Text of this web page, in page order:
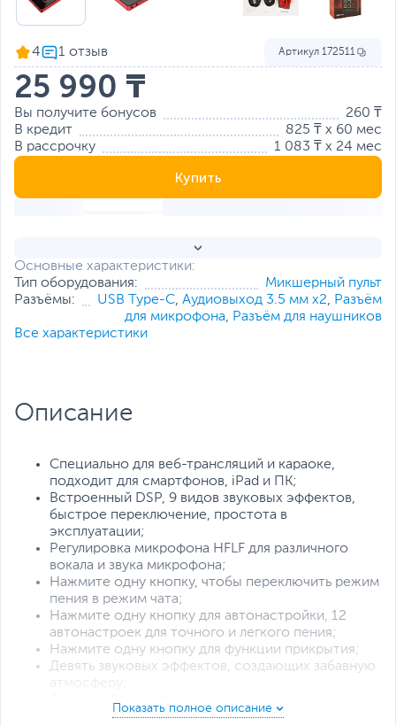
Основные характеристики:
Тип оборудования:
Микшерный пульт
Разъёмы:
USB Type-C, Аудиовыход 3.5 мм x2, Разъём
для микрофона, Разъём для наушников
Все характеристики
4 Артикул 172511
25 990 ₸
Вы получите бонусов
260 ₸
В кредит
825 ₸ x 60 мес
В рассрочку
1 083 ₸ x 24 мес
Купить
Описание
Специально для веб-трансляций и караоке,
подходит для смартфонов, iPad и ПК;
Встроенный DSP, 9 видов звуковых эффектов,
быстрое переключение, простота в
эксплуатации;
Регулировка микрофона HFLF для различного
вокала и звука микрофона;
Нажмите одну кнопку, чтобы переключить режим
пения в режим чата;
Нажмите одну кнопку для автонастройки, 12
автонастроек для точного и легкого пения;
Нажмите одну кнопку для функции прикрытия;
Девять звуковых эффектов, создающих забавную
Функция Bluetooth для воспроизведения музыки
без необходимости подключения кабеля;